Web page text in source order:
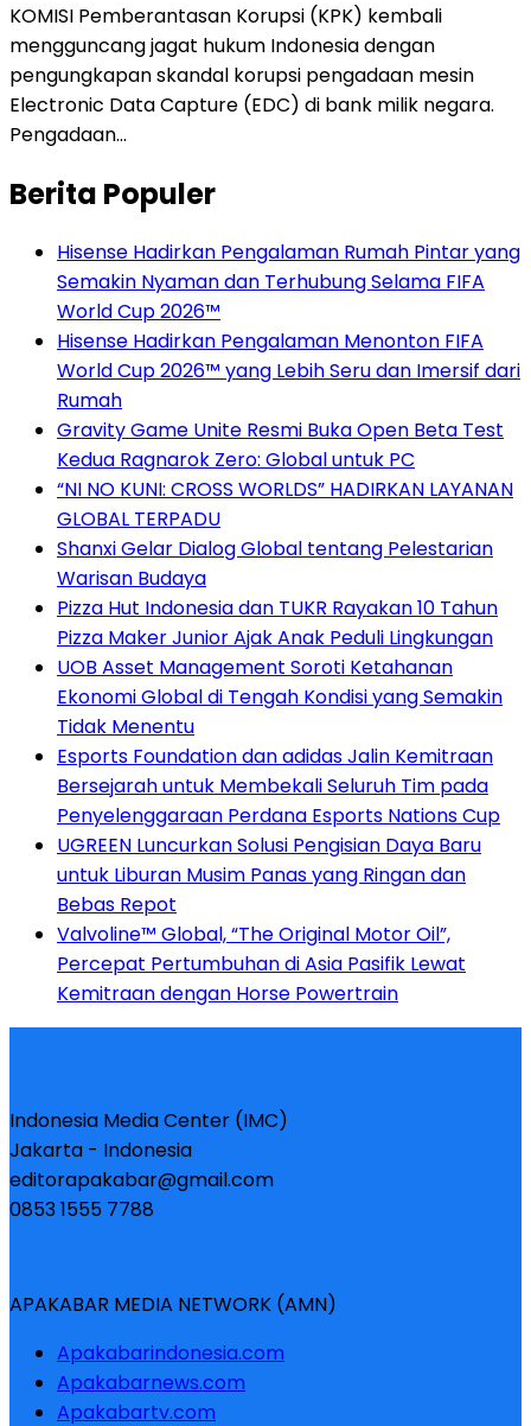
KOMISI Pemberantasan Korupsi (KPK) kembali
mengguncang jagat hukum Indonesia dengan
pengungkapan skandal korupsi pengadaan mesin
Electronic Data Capture (EDC) di bank milik negara.
Pengadaan…
Berita Populer
Hisense Hadirkan Pengalaman Rumah Pintar yang
Semakin Nyaman dan Terhubung Selama FIFA
World Cup 2026™
Hisense Hadirkan Pengalaman Menonton FIFA
World Cup 2026™ yang Lebih Seru dan Imersif dari
Rumah
Gravity Game Unite Resmi Buka Open Beta Test
Kedua Ragnarok Zero: Global untuk PC
“NI NO KUNI: CROSS WORLDS” HADIRKAN LAYANAN
GLOBAL TERPADU
Shanxi Gelar Dialog Global tentang Pelestarian
Warisan Budaya
Pizza Hut Indonesia dan TUKR Rayakan 10 Tahun
Pizza Maker Junior Ajak Anak Peduli Lingkungan
UOB Asset Management Soroti Ketahanan
Ekonomi Global di Tengah Kondisi yang Semakin
Tidak Menentu
Esports Foundation dan adidas Jalin Kemitraan
Bersejarah untuk Membekali Seluruh Tim pada
Penyelenggaraan Perdana Esports Nations Cup
UGREEN Luncurkan Solusi Pengisian Daya Baru
untuk Liburan Musim Panas yang Ringan dan
Bebas Repot
Valvoline™ Global, “The Original Motor Oil”,
Percepat Pertumbuhan di Asia Pasifik Lewat
Kemitraan dengan Horse Powertrain
Indonesia Media Center (IMC)
Jakarta - Indonesia
editorapakabar@gmail.com
0853 1555 7788
APAKABAR MEDIA NETWORK (AMN)
Apakabarindonesia.com
Apakabarnews.com
Apakabartv.com